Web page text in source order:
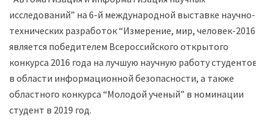
исследований” на 6-й международной выставке научно-
технических разработок “Измерение, мир, человек-2016”,
является победителем Всероссийского открытого
конкурса 2016 года на лучшую научную работу студентов
в области информационной безопасности, а также
областного конкурса “Молодой ученый” в номинации
студент в 2019 год.